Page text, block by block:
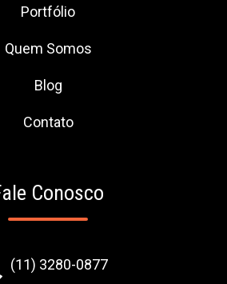
Portfólio
Quem Somos
Blog
Contato
Conosco
(11) 3280-0877